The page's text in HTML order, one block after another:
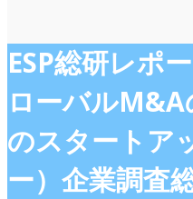
ESP総研レポ
ローバル
のスタートア
ー）企業調査